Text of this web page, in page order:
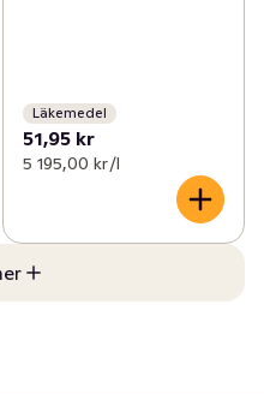
Läkemedel
51,95 kr
5 195,00 kr /l